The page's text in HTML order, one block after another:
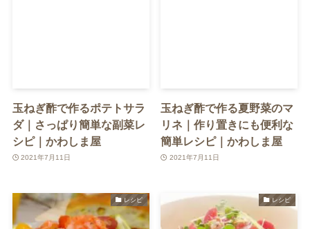
玉ねぎ酢で作るポテトサラ
ダ｜さっぱり簡単な副菜レ
シピ｜かわしま屋
2021年7月11日
玉ねぎ酢で作る夏野菜のマ
リネ｜作り置きにも便利な
簡単レシピ｜かわしま屋
2021年7月11日
レシピ レシピ